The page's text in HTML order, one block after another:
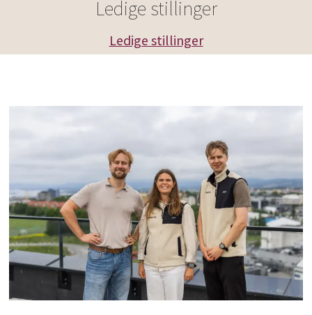
Ledige stillinger
Ledige stillinger